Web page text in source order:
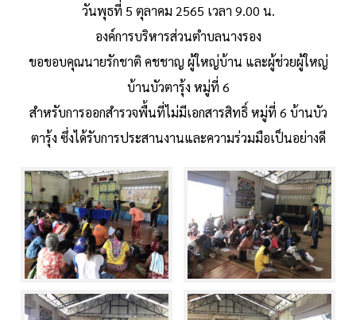
วันพุธที่ 5 ตุลาคม 2565 เวลา 9.00 น.
องค์การบริหารส่วนตำบลนางรอง
ขอขอบคุณนายรักชาติ คชชาญ ผู้ใหญ่บ้าน และผู้ช่วยผู้ใหญ่
บ้านบัวตารุ้ง หมู่ที่ 6
สำหรับการออกสำรวจพื้นที่ไม่มีเอกสารสิทธิ์ หมู่ที่ 6 บ้านบัว
ตารุ้ง ซึ่งได้รับการประสานงานและความร่วมมือเป็นอย่างดี